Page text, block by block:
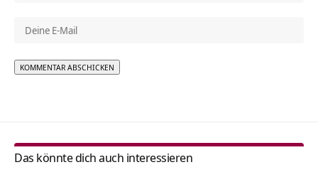
Das könnte dich auch interessieren